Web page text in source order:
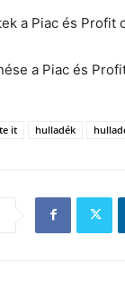
a Piac és Profit
a Piac és
it hulladék